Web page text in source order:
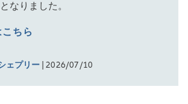
なりました。
ちら
ェプリー| 2026/07/10